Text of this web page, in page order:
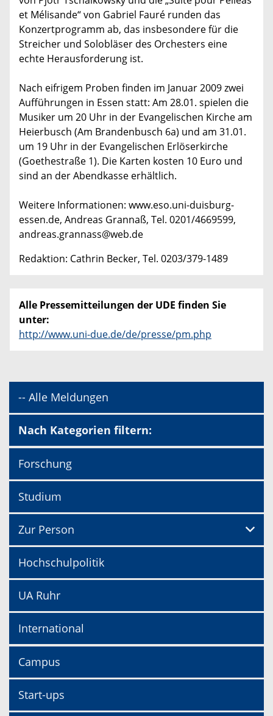
et Mélisande“ von Gabriel Fauré runden das
Konzertprogramm ab, das insbesondere für die
Streicher und Solobläser des Orchesters eine
echte Herausforderung ist.
Nach eifrigem Proben finden im Januar 2009 zwei
Aufführungen in Essen statt: Am 28.01. spielen die
Musiker um 20 Uhr in der Evangelischen Kirche am
Heierbusch (Am Brandenbusch 6a) und am 31.01.
um 19 Uhr in der Evangelischen Erlöserkirche
(Goethestraße 1). Die Karten kosten 10 Euro und
sind an der Abendkasse erhältlich.
Weitere Informationen: www.eso.uni-duisburg-
essen.de, Andreas Grannaß, Tel. 0201/4669599,
andreas.grannass@web.de
Redaktion: Cathrin Becker, Tel. 0203/379-1489
Alle Pressemitteilungen der UDE finden Sie
unter:
http://www.uni-due.de/de/presse/pm.php
-- Alle Meldungen
Nach Kategorien filtern:
Forschung
Studium
Zur Person
Hochschulpolitik
UA Ruhr
International
Campus
Start-ups